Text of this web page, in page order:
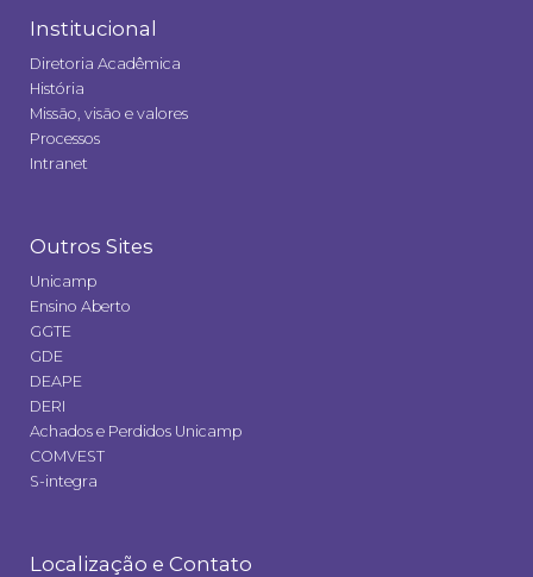
Institucional
Diretoria Acadêmica
História
Missão, visão e valores
Processos
Intranet
Outros Sites
Unicamp
Ensino Aberto
GGTE
GDE
DEAPE
DERI
Achados e Perdidos Unicamp
COMVEST
S-integra
Localização e Contato